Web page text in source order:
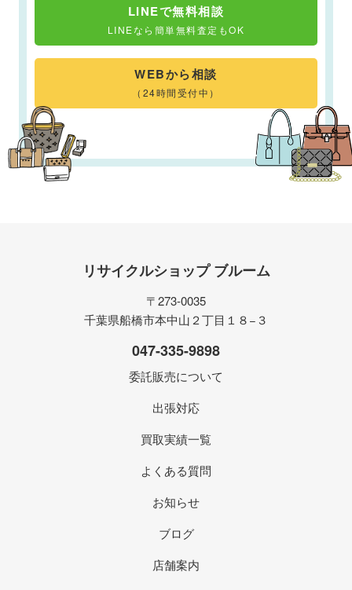
LINEで無料相談
LINEなら簡単無料査定もOK
WEBから相談
（24時間受付中）
リサイクルショップ ブルーム
〒273-0035
千葉県船橋市本中山２丁目１８−３
047-335-9898
委託販売について
出張対応
買取実績一覧
よくある質問
お知らせ
ブログ
店舗案内